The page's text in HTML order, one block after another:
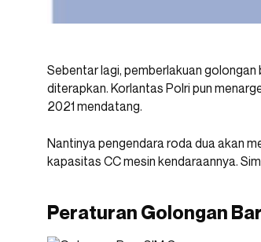
Sebentar lagi, pemberlakuan golongan
diterapkan. Korlantas Polri pun
2021 mendatang.
Nantinya pengendara roda dua akan
kapasitas CC mesin kendaraannya.
Peraturan Golongan